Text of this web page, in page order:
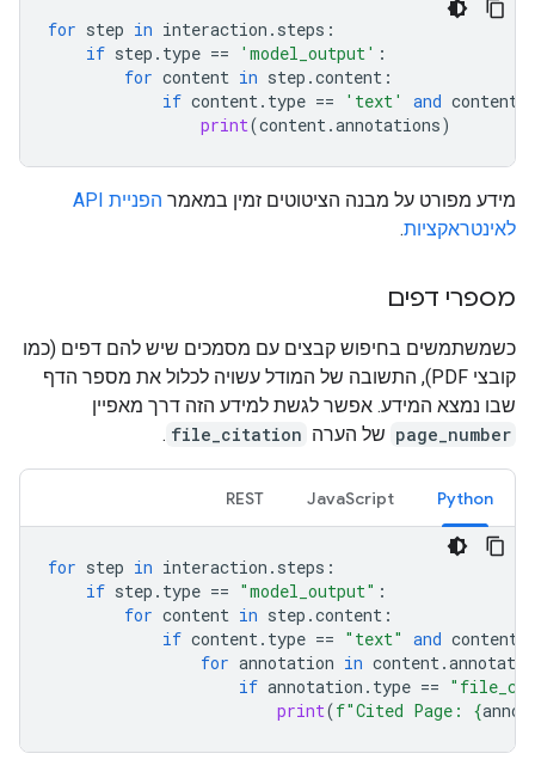
for step in interaction . steps :
if step . type == 'model_output' :
for content in step .content :
if content. type == 'text' and content
print(content.annotations)
מידע מפורט על מבנה הציטוטים זמין במאמר
הפניית API
לאינטראקציות.
מספרי דפים
כשמשתמשים בחיפוש קבצים עם מסמכים שיש להם דפים (כמו
קובצי PDF), התשובה של המודל עשויה לכלול את מספר הדף
שבו נמצא המידע. אפשר לגשת למידע הזה דרך מאפיין
page_number של הערה file_citation
.
Python
JavaScript
REST
for step in interaction . steps :
if step . type == "model_output" :
for content in step .content :
if content. type == "text" and content
for annotation in content.
if annotation . type ==
print(f"Cited Page: {